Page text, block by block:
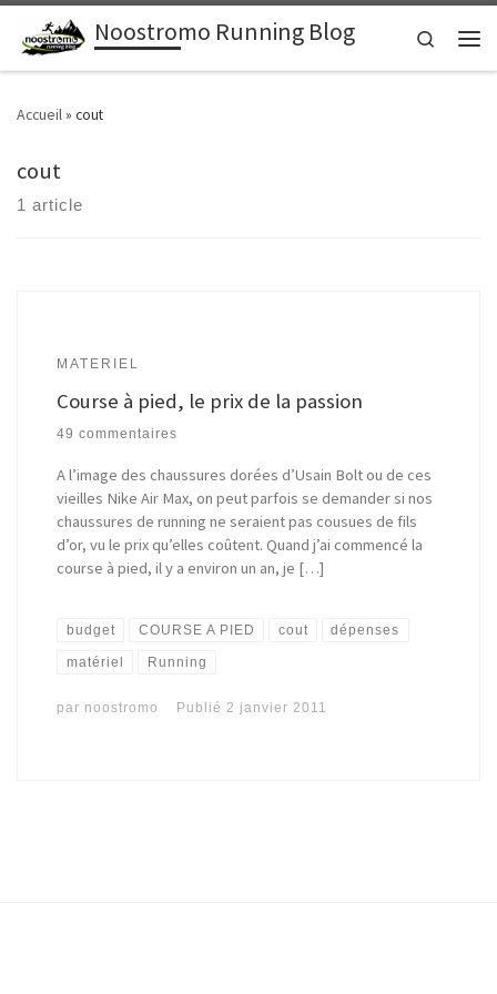
Passer au contenuNoostromo Running Blog
Search
Accueil» cout
cout
1 article
MATERIEL
Course à pied, le prix de la passion
49 commentaires
A l’image des chaussures dorées d’Usain Bolt ou de ces
vieilles Nike Air Max, on peut parfois se demander si nos
chaussures de running ne seraient pas cousues de fils
d’or, vu le prix qu’elles coûtent. Quand j’ai commencé la
course à pied, il y a environ un an, je […]
budget COURSE A PIED cout dépenses
matériel Running
par noostromo Publié2 janvier 2011